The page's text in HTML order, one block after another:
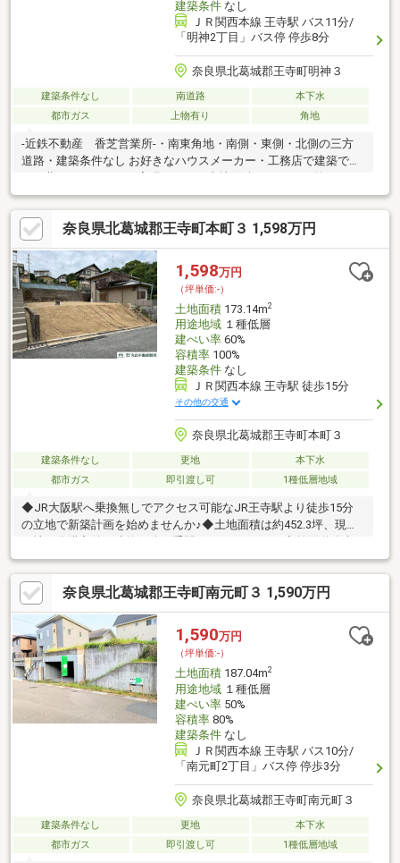
建築条件なし
ＪＲ関西本線 王寺駅 バス11分/
「明神2丁目」バス停 停歩8分
奈良県北葛城郡王寺町明神３
建築条件なし 南道路
本下水
都市ガス
上物有り 角地
-近鉄不動産 香芝営業所-・南東角地・南側・東側・北側の三方
道路・建築条件なし お好きなハウスメーカー・工務店で建築で
坪)・郊外ならではの緑溢れる住環境・区画の整った閑静な住宅地
スーパーヤオヒコ美しヶ丘店まで約780m現地見学会（事前に必ず
お問い合わせください）日程／公開中■□■空家につき、お気軽に
ご覧いただけます■□■現地見学・資金計画・住宅ローン・リフォ
ーム・買換え相談など何でもお気軽にお問い合わせください！担
当直通：080-7376-2808
奈良県北葛城郡王寺町本町３ 1,598万円
1,598万円
（坪単価:-）
土地面積173.14m2
用途地域１種低層
建ぺい率60%
容積率100%
建築条件なし
ＪＲ関西本線 王寺駅 徒歩15分
その他の交通
奈良県北葛城郡王寺町本町３
建築条件なし 更地
本下水
都市ガス
即引渡し可 1種低層地域
◆JR大阪駅へ乗換無しでアクセス可能なJR王寺駅より徒歩15分
の立地で新築計画を始めませんか♪◆土地面積は約452.3坪、現況
東向きで陽当たり良好、晴れた日は陽光が敷地内に差し込みます
♪◆建築条件はございません。お好きな工務店やハウスメーカー
でのこだわり建築がご検討可能です♪◆約350ｍで国道168号線に
アクセスが可能です。車での香芝方面へのアクセスも便利な立地
です♪徒歩10分圏内に小・中学校がある他、最寄り駅のＪＲ王寺
駅周辺にはショッピング施設やお食事処等が点在し、休日のお出
かけにも便利な立地です♪
奈良県北葛城郡王寺町南元町３ 1,590万円
1,590万円
（坪単価:-）
土地面積187.04m2
用途地域１種低層
建ぺい率50%
容積率80%
建築条件なし
ＪＲ関西本線 王寺駅 バス10分/
「南元町2丁目」バス停 停歩3分
奈良県北葛城郡王寺町南元町３
建築条件なし 更地
本下水
都市ガス
即引渡し可 1種低層地域